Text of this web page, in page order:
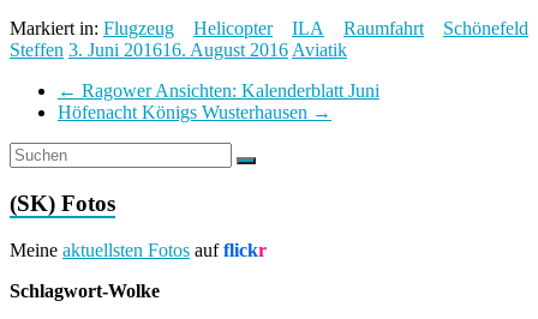
Markiert in: Flugzeug Helicopter ILA Raumfahrt
Schönefeld
Steffen 3. Juni 201616. August 2016 Aviatik
← Ragower Ansichten: Kalenderblatt Juni
Höfenacht Königs Wusterhausen →
(SK) Fotos
Meine aktuellsten Fotos aufflickr
Schlagwort-Wolke